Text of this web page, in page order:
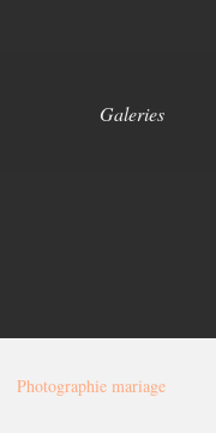
Galeries
Photographie mariage